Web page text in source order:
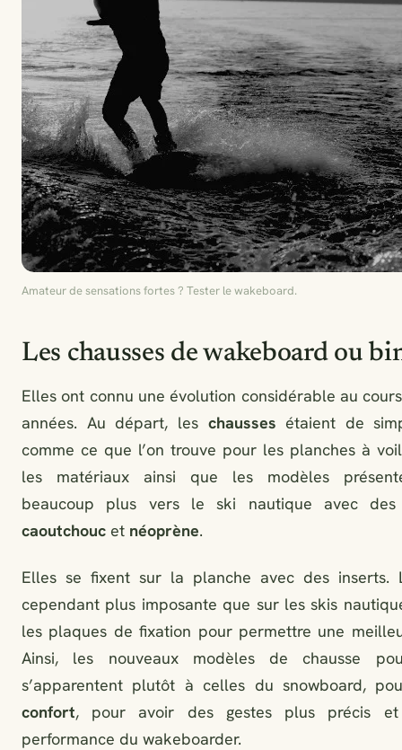
Amateur de sensations fortes ? Tester le wakeboard.
Les chausses de wakeboard ou
Elles ont connu une évolution considérable au
années. Au départ, les chausses étaient de
comme ce que l’on trouve pour les planches à
les matériaux ainsi que les modèles
beaucoup plus vers le ski nautique avec
caoutchouc et néoprène.
Elles se fixent sur la planche avec des inserts.
cependant plus imposante que sur les skis
les plaques de fixation pour permettre une
Ainsi, les nouveaux modèles de chausse
s’apparentent plutôt à celles du snowboard,
confort, pour avoir des gestes plus précis
performance du wakeboarder.